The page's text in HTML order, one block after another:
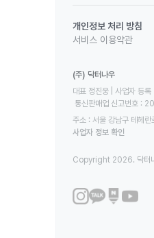
개인정보 처리 방침
서비스 이용약관
(주) 닥터나우
대표 정진웅 | 사업자
통신판매업 신고번호
주소 : 서울 강남구 테헤
사업자 정보 확인
Copyright 2026. 닥터